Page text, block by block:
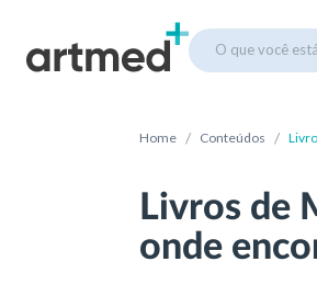
O que você
Home / Conteúdos /
Livros de
onde